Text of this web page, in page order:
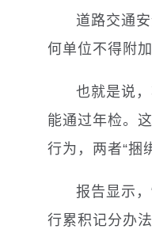
道路交通
何单位不得附
也就是说
能通过年检。
行为，两者“捆
报告显示
行累积记分办